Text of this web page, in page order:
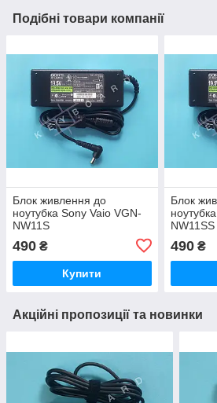
Подібні товари компанії
Блок живлення до
ноутубка Sony Vaio VGN-
NW11S
490 ₴
Купити
Блок
NW11SS
490₴
Акційні пропозиції та новинки